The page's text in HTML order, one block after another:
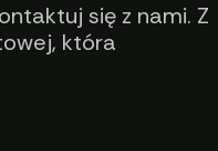
się z nami. Z
która